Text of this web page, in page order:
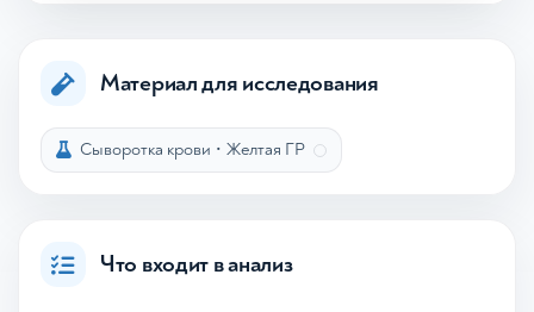
Материал для исследования
Сыворотка крови • Желтая ГР
Что входит в анализ